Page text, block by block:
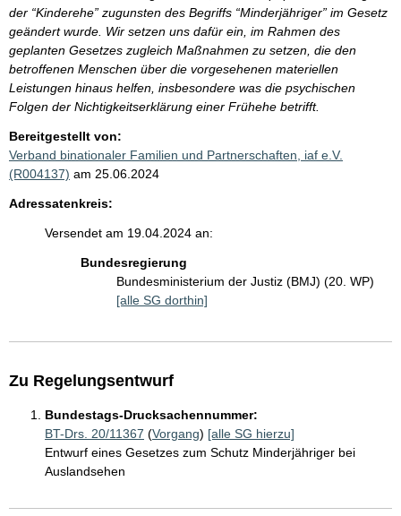
der “Kinderehe” zugunsten des Begriffs “Minderjähriger” im Gesetz
geändert wurde. Wir setzen uns dafür ein, im Rahmen des
geplanten Gesetzes zugleich Maßnahmen zu setzen, die den
betroffenen Menschen über die vorgesehenen materiellen
Leistungen hinaus helfen, insbesondere was die psychischen
Folgen der Nichtigkeitserklärung einer Frühehe betrifft.
Bereitgestellt von:
Verband binationaler Familien und Partnerschaften, iaf e.V.
(R004137) am 25.06.2024
Adressatenkreis:
Versendet am 19.04.2024 an:
Bundesregierung
Bundesministerium der Justiz (BMJ) (20. WP)
[alle SG dorthin]
Zu Regelungsentwurf
Bundestags-Drucksachennummer:
BT-Drs. 20/11367 (Vorgang) [alle SG hierzu]
Entwurf eines Gesetzes zum Schutz Minderjähriger bei
Auslandsehen